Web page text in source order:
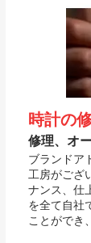
時計の
修理、オ
ブランドア
工房がござ
ナンス、仕
を全て自社
ことができ